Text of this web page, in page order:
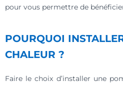
pour vous permettre de
POURQUOI
CHALEUR ?
Faire le choix d’installer une